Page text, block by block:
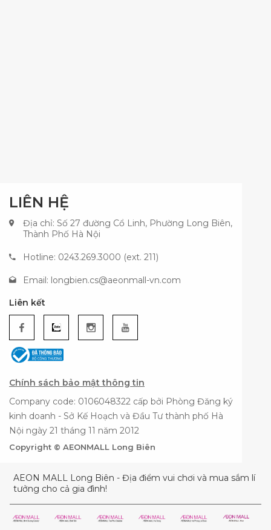
LIÊN HỆ
Địa chỉ: Số 27 đường Cổ Linh, Phường Long Biên,
Thành Phố Hà Nội
Hotline: 0243.269.3000 (ext. 211)
Email: longbien.cs@aeonmall-vn.com
Liên kết
Chính sách bảo mật thông tin
Company code: 0106048322 cấp bởi Phòng Đăng ký
kinh doanh - Sở Kế Hoạch và Đầu Tư thành phố Hà
Nội ngày 21 tháng 11 năm 2012
Copyright © AEONMALL Long Biên
AEON MALL Long Biên - Địa điểm vui chơi và mua sắm lí
tưởng cho cả gia đình!